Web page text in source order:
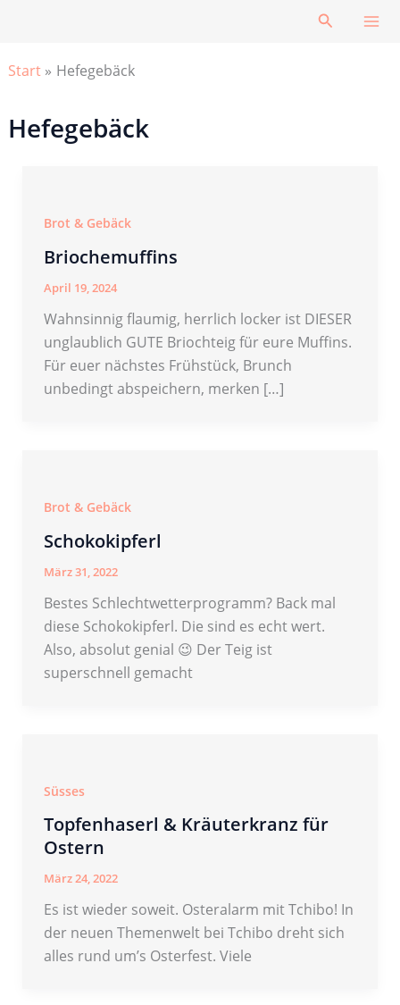
Suchen
Start Hefegebäck
Hefegebäck
Brot & Gebäck
Briochemuffins
April 19, 2024
Wahnsinnig flaumig, herrlich locker ist DIESER
unglaublich GUTE Briochteig für eure Muffins.
Für euer nächstes Frühstück, Brunch
unbedingt abspeichern, merken […]
Brot & Gebäck
Schokokipferl
März 31, 2022
Bestes Schlechtwetterprogramm? Back mal
diese Schokokipferl. Die sind es echt wert.
Also, absolut genial 😉 Der Teig ist
superschnell gemacht
Süsses
Topfenhaserl & Kräuterkranz für
Ostern
März 24, 2022
Es ist wieder soweit. Osteralarm mit Tchibo! In
der neuen Themenwelt bei Tchibo dreht sich
alles rund um’s Osterfest. Viele